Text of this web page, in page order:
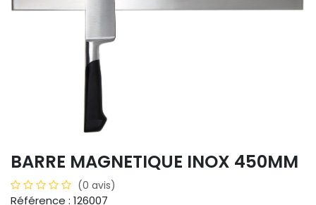
BARRE MAGNETIQUE INOX 450MM
(0 avis)
Référence : 126007